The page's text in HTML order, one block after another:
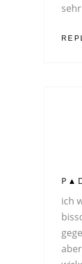
ich